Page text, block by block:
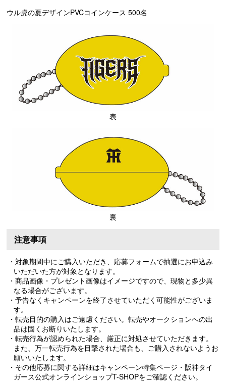
ウル虎の夏デザインPVCコインケース 500名
表
裏
注意事項
・対象期間中にご購入いただき、応募フォームで抽選にお申込み
いただいた方が対象となります。
・商品画像・プレゼント画像はイメージですので、現物と多少異
なる場合がございます。
・予告なくキャンペーンを終了させていただく可能性がございま
す。
・転売目的の購入はご遠慮ください。転売やオークションへの出
品は固くお断りいたします。
・転売行為が認められた場合、厳正に対処させていただきます。
また、万一転売行為を目撃された場合も、ご購入されないようお
願いいたします。
・その他応募に関する詳細はキャンペーン特集ページ・阪神タイ
ガース公式オンラインショップT-SHOPをご確認ください。